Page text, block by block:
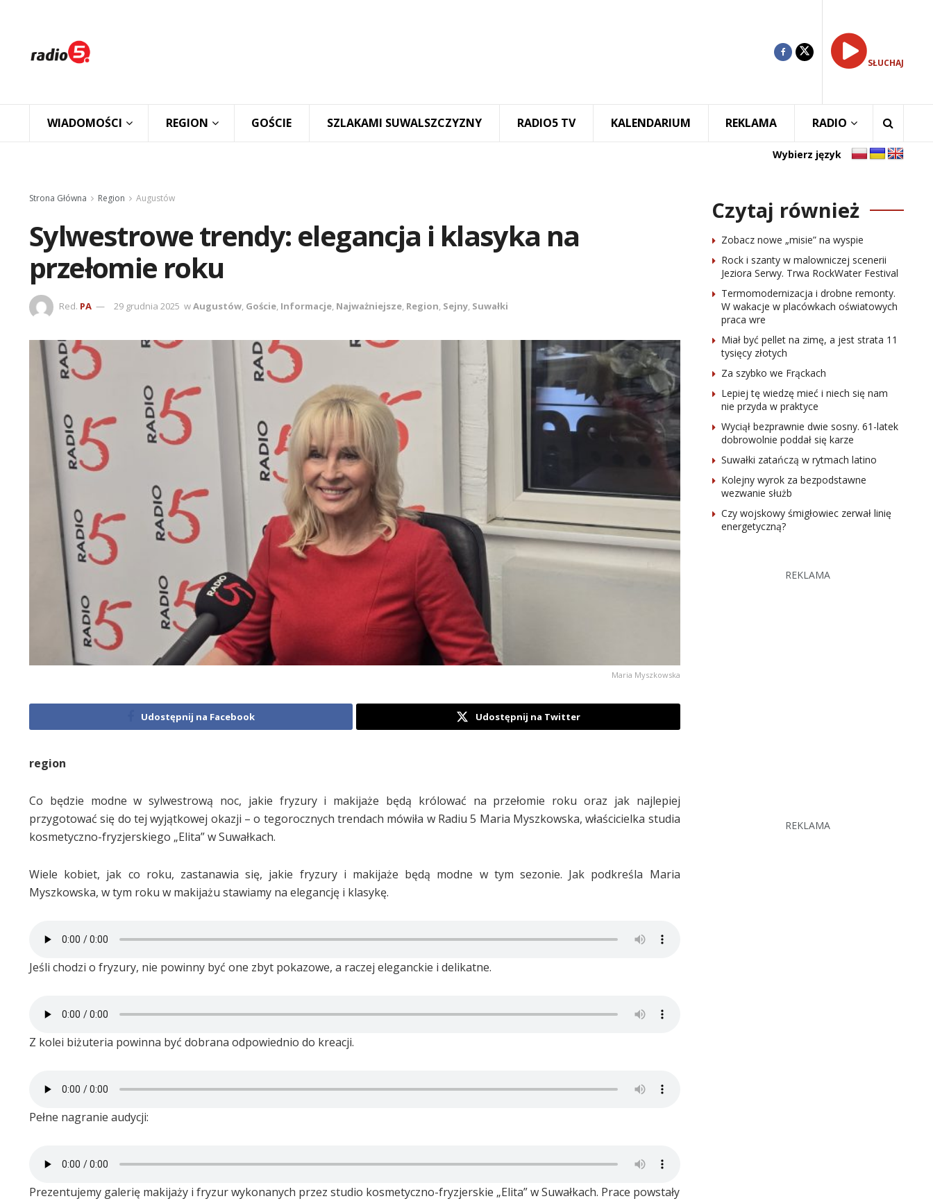
SŁUCHAJ
WIADOMOŚCI REGION GOŚCIE SZLAKAMI SUWALSZCZYZNY RADIO5 TV KALENDARIUM REKLAMA RADIO
Wybierz język
Strona Główna Region Augustów
Sylwestrowe trendy: elegancja i klasyka na
przełomie roku
Red. PA 29 grudnia 2025 wAugustów, Goście, Informacje, Najważniejsze, Region, Sejny, Suwałki
Maria Myszkowska
Udostępnij na Facebook Udostępnij na Twitter
region
Co będzie modne w sylwestrową noc, jakie fryzury i makijaże będą królować na przełomie roku oraz jak najlepiej
przygotować się do tej wyjątkowej okazji – o tegorocznych trendach mówiła w Radiu 5 Maria Myszkowska, właścicielka studia
kosmetyczno-fryzjerskiego „Elita” w Suwałkach.
Wiele kobiet, jak co roku, zastanawia się, jakie fryzury i makijaże będą modne w tym sezonie. Jak podkreśla Maria
Myszkowska, w tym roku w makijażu stawiamy na elegancję i klasykę.
Jeśli chodzi o fryzury, nie powinny być one zbyt pokazowe, a raczej eleganckie i delikatne.
Z kolei biżuteria powinna być dobrana odpowiednio do kreacji.
Pełne nagranie audycji:
Prezentujemy galerię makijaży i fryzur wykonanych przez studio kosmetyczno-fryzjerskie „Elita” w Suwałkach. Prace powstały
Czytaj również
Zobacz nowe „misie” na wyspie
Rock i szanty w malowniczej scenerii
Jeziora Serwy. Trwa RockWater Festival
Termomodernizacja i drobne remonty.
W wakacje w placówkach oświatowych
praca wre
Miał być pellet na zimę, a jest strata 11
tysięcy złotych
Za szybko we Frąckach
Lepiej tę wiedzę mieć i niech się nam
nie przyda w praktyce
Wyciął bezprawnie dwie sosny. 61-latek
dobrowolnie poddał się karze
Suwałki zatańczą w rytmach latino
Kolejny wyrok za bezpodstawne
wezwanie służb
Czy wojskowy śmigłowiec zerwał linię
energetyczną?
REKLAMA
REKLAMA